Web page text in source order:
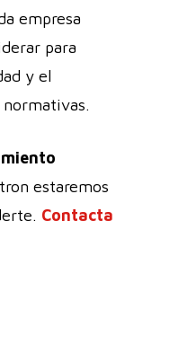
empresa
para
y el
estaremos
Contacta